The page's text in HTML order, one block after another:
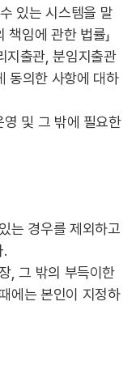
있는 시스템을 말
책임에 관한 법률」
지출관, 분임지출관
동의한 사항에 대하
및 그 밖에 필요한
는 경우를 제외하고
.
, 그 밖의 부득이한
에는 본인이 지정하